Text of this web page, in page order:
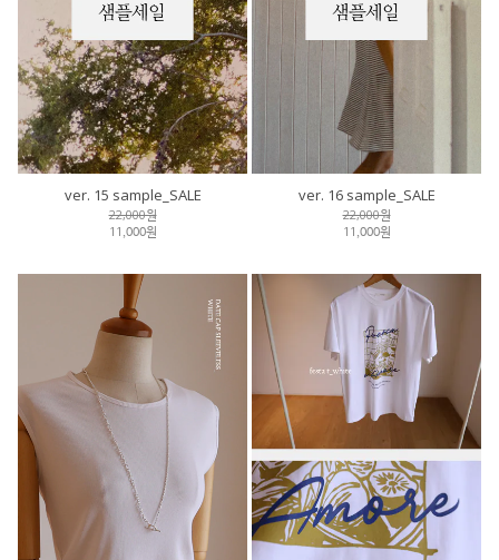
ver. 15 sample_SALE
22,000원
11,000원
ver. 16 sample_SALE
22,000원
11,000원